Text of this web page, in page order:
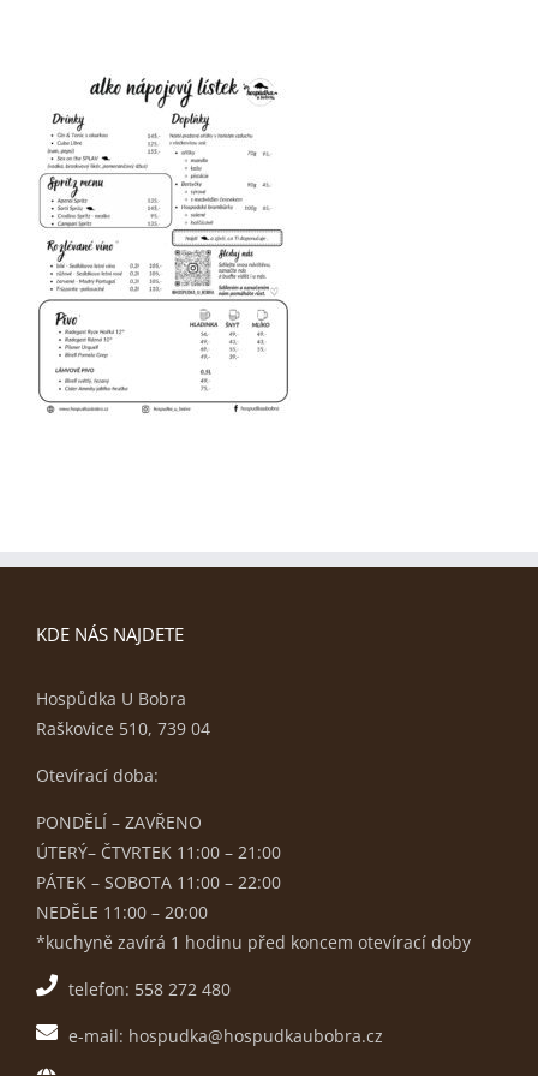
KDE NÁS NAJDETE
Hospůdka U Bobra
Raškovice 510, 739 04
Otevírací doba:
PONDĚLÍ – ZAVŘENO
ÚTERÝ– ČTVRTEK 11:00 – 21:00
PÁTEK – SOBOTA 11:00 – 22:00
NEDĚLE 11:00 – 20:00
*kuchyně zavírá 1 hodinu před koncem otevírací doby
telefon: 558 272 480
e-mail: hospudka@hospudkaubobra.cz